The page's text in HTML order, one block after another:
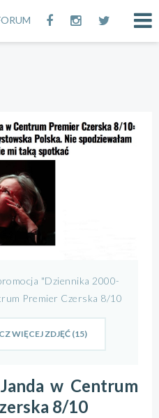
"Dziennika 2000-
Premier Czerska 8/10
WIĘCEJ ZDJĘĆ (15)
w Centrum
8/10